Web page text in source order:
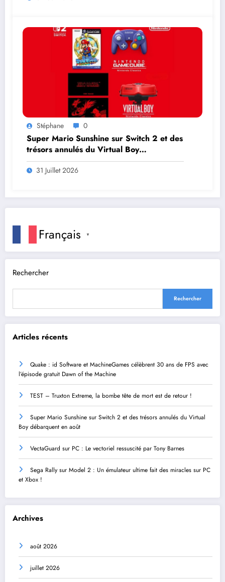
Stéphane 0
Super Mario Sunshine sur Switch 2 et des
trésors annulés du Virtual Boy
débarquent en août
31 Juillet 2026
Français ▼
Rechercher
Rechercher
Articles récents
Quake : id Software et MachineGames célèbrent 30 ans de FPS avec
l’épisode gratuit Dawn of the Machine
TEST – Truxton Extreme, la bombe tête de mort est de retour !
Super Mario Sunshine sur Switch 2 et des trésors annulés du Virtual
Boy débarquent en août
VectaGuard sur PC : Le vectoriel ressuscité par Tony Barnes
Sega Rally sur Model 2 : Un émulateur ultime fait des miracles sur PC
et Xbox !
Archives
août 2026
juillet 2026